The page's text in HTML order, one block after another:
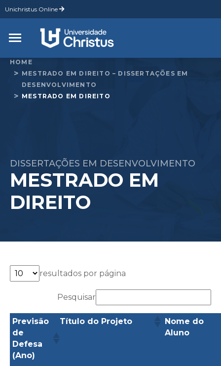
Unichristus Online
HOME
MESTRADO EM DIREITO – DISSERTAÇÕES EM
DESENVOLVIMENTO
MESTRADO EM DIREITO
DISSERTAÇÕES EM DESENVOLVIMENTO
MESTRADO EM
DIREITO
resultados por página
Pesquisar
Previsão
de
Defesa
(Ano)
Título do Projeto
Nome do
Aluno